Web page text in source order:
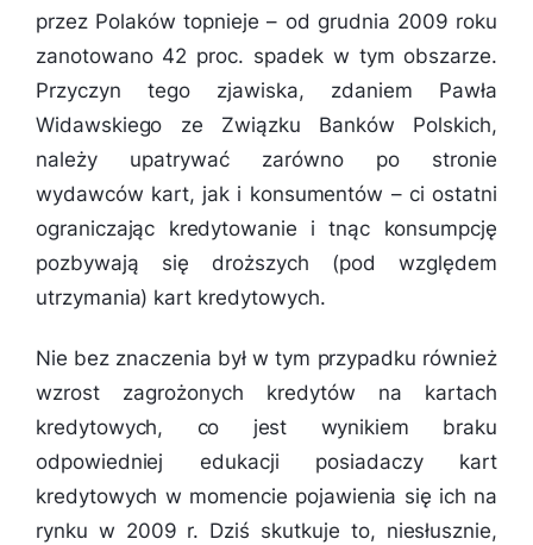
przez Polaków topnieje – od grudnia 2009 roku
zanotowano 42 proc. spadek w tym obszarze.
Przyczyn tego zjawiska, zdaniem Pawła
Widawskiego ze Związku Banków Polskich,
należy upatrywać zarówno po stronie
wydawców kart, jak i konsumentów – ci ostatni
ograniczając kredytowanie i tnąc konsumpcję
pozbywają się droższych (pod względem
utrzymania) kart kredytowych.
Nie bez znaczenia był w tym przypadku również
wzrost zagrożonych kredytów na kartach
kredytowych, co jest wynikiem braku
odpowiedniej edukacji posiadaczy kart
kredytowych w momencie pojawienia się ich na
rynku w 2009 r. Dziś skutkuje to, niesłusznie,